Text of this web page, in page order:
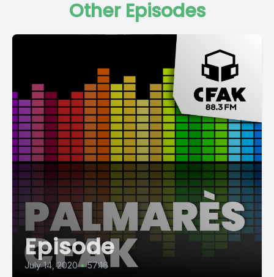
Other Episodes
Episode
July 14, 2020 • 57:16